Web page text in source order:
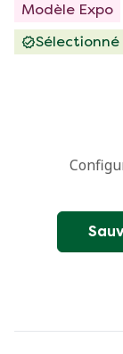
Modèle Expo
Sélectionné